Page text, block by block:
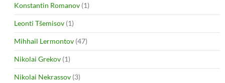
Konstantin Romanov (1)
Leonti Tšemisov (1)
Mihhail Lermontov (47)
Nikolai Grekov (1)
Nikolai Nekrassov (3)